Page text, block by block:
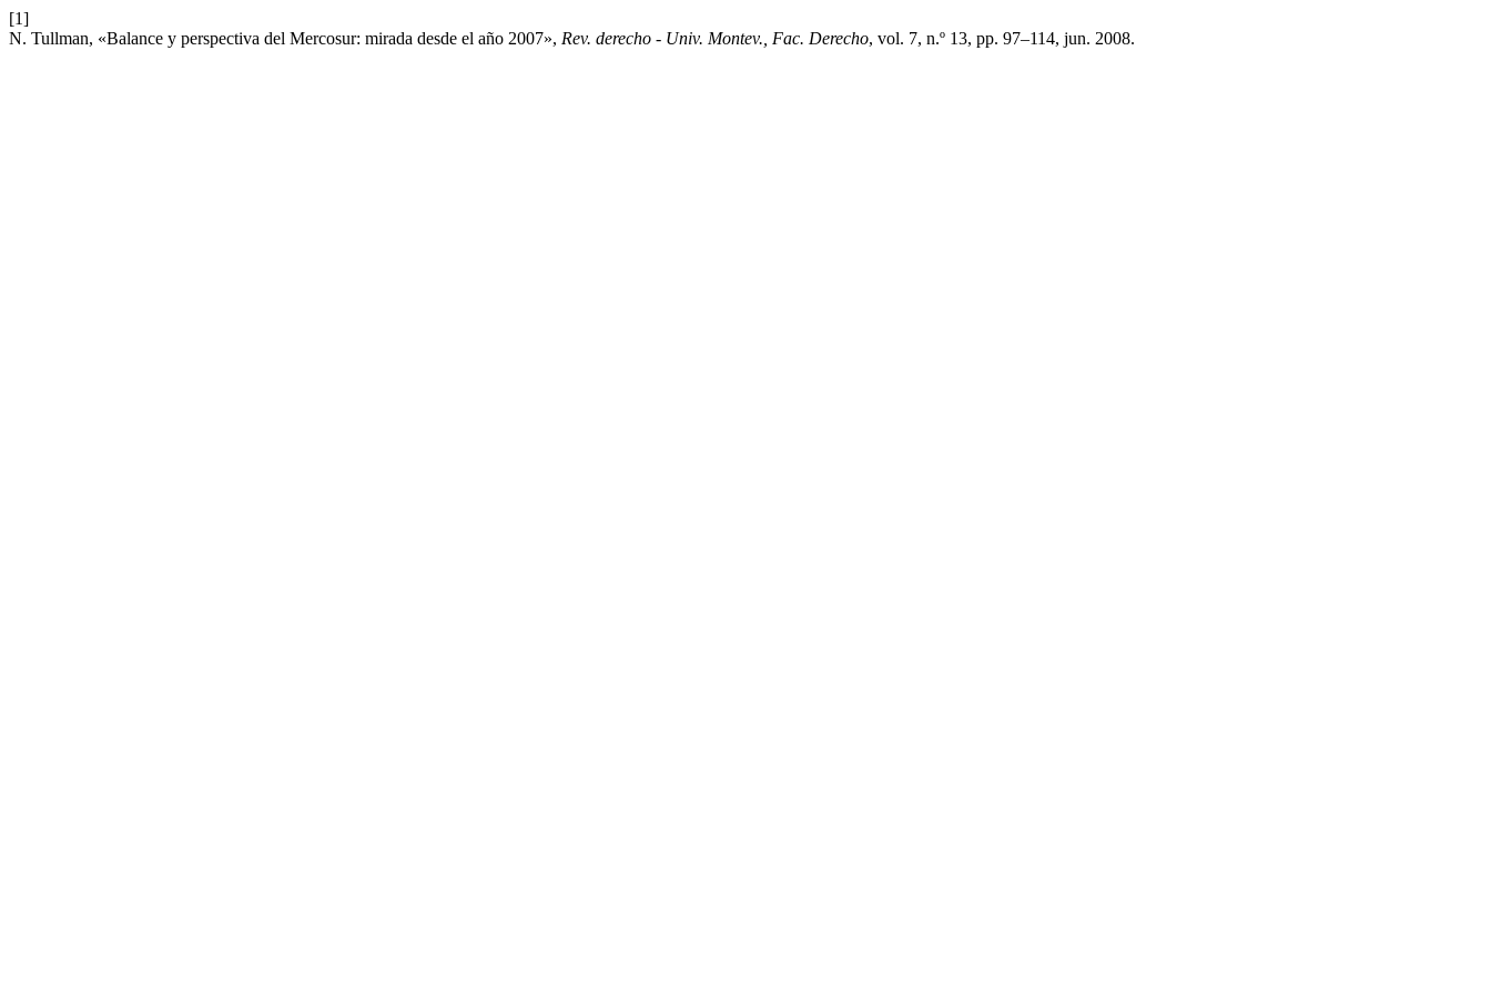
[1]
N. Tullman, «Balance y perspectiva del Mercosur: mirada desde el año 2007», Rev. derecho - Univ. Montev., Fac. Derecho, vol. 7, n.º 13, pp. 97–114, jun. 2008.